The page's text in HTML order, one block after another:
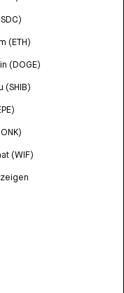
(ETH)
(DOGE)
(SHIB)
(WIF)